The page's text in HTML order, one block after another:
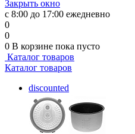
Закрыть окно
с 8:00 до 17:00 ежедневно
0
0
0 В корзине пока пусто
Каталог товаров
Каталог товаров
discounted